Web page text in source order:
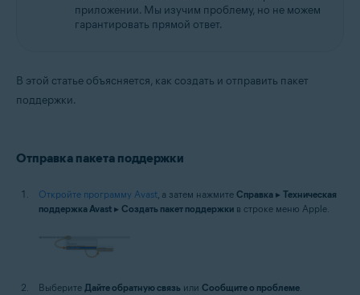
приложении. Мы изучим проблему, но не можем
гарантировать прямой ответ.
В этой статье объясняется, как создать и отправить пакет
поддержки.
Отправка пакета поддержки
Откройте программу Avast, а затем нажмите Справка ▸ Техническая
поддержка Avast ▸ Создать пакет поддержки в строке меню Apple.
Выберите Дайте обратную связь или Сообщите о проблеме.